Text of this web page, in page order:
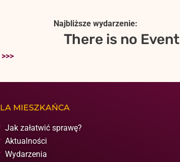
Najbliższe wydarzenie:
There is no Event
MIESZKAŃCA
Jak załatwić sprawę?
Aktualności
Wydarzenia